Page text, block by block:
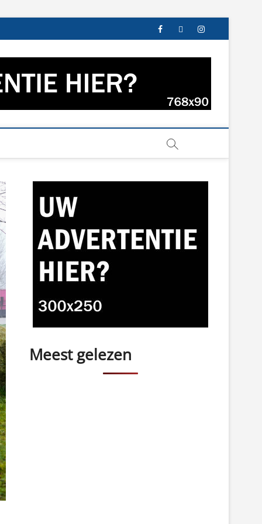
facebooktwitterinstagram
uit Groningen en
Meest gelezen